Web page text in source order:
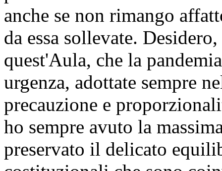
anche se non rimango
da essa sollevate.
quest'Aula, che la
urgenza, adottate sempre
precauzione e
ho sempre avuto la
preservato il delicato